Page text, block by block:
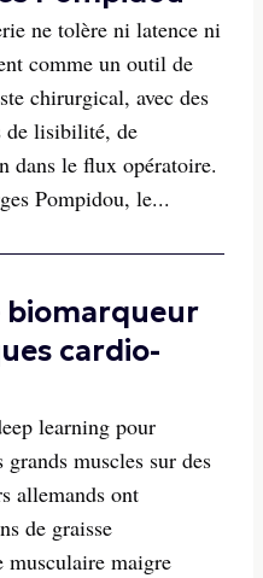
ne tolère ni latence ni
comme un outil de
chirurgical, avec des
de lisibilité, de
dans le flux opératoire.
Pompidou, le...
cardio-
learning pour
muscles sur des
allemands ont
de graisse
musculaire maigre